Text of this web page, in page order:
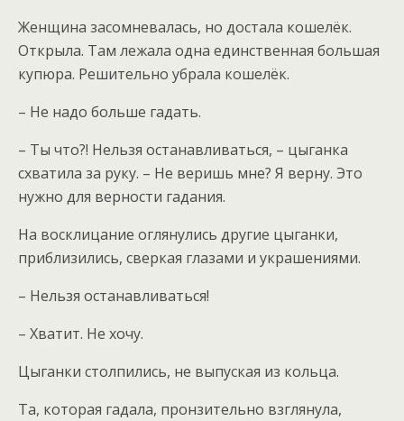
Женщина засомневалась, но достала кошелёк.
Открыла. Там лежала одна единственная большая
купюра. Решительно убрала кошелёк.
– Не надо больше гадать.
– Ты что?! Нельзя останавливаться, – цыганка
схватила за руку. – Не веришь мне? Я верну. Это
нужно для верности гадания.
На восклицание оглянулись другие цыганки,
приблизились, сверкая глазами и украшениями.
– Нельзя останавливаться!
– Хватит. Не хочу.
Цыганки столпились, не выпуская из кольца.
Та, которая гадала, пронзительно взглянула,